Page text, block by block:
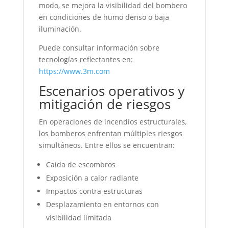
modo, se mejora la visibilidad del bombero
en condiciones de humo denso o baja
iluminación.
Puede consultar información sobre
tecnologías reflectantes en:
https://www.3m.com
Escenarios operativos y
mitigación de riesgos
En operaciones de incendios estructurales,
los bomberos enfrentan múltiples riesgos
simultáneos. Entre ellos se encuentran:
Caída de escombros
Exposición a calor radiante
Impactos contra estructuras
Desplazamiento en entornos con
visibilidad limitada